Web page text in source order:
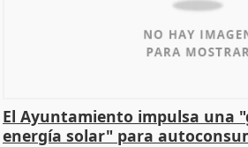
El Ayuntamiento impulsa una
energía solar" para